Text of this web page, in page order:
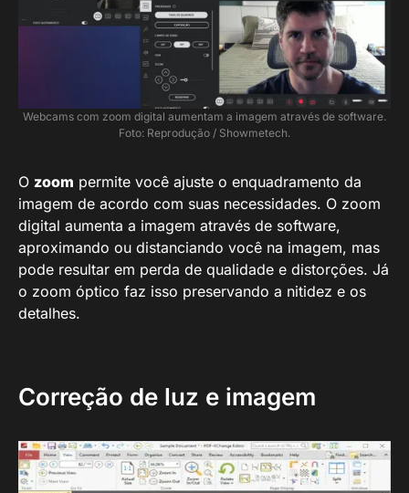
Webcams com zoom digital aumentam a imagem através de software.
Foto: Reprodução / Showmetech.
O zoom permite você ajuste o enquadramento da
imagem de acordo com suas necessidades. O zoom
digital aumenta a imagem através de software,
aproximando ou distanciando você na imagem, mas
pode resultar em perda de qualidade e distorções. Já
o zoom óptico faz isso preservando a nitidez e os
detalhes.
Correção de luz e imagem